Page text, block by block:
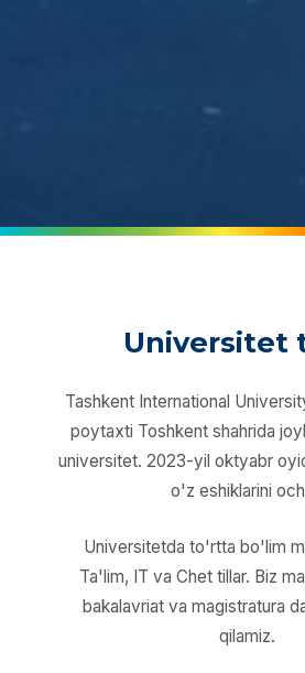
Universitet
Tashkent International
poytaxti Toshkent shahrida
universitet. 2023-yil oktyabr
o'z eshiklarini
Universitetda to'rtta bo'lim
Ta'lim, IT va Chet tillar. Biz
bakalavriat va magistratura
qilamiz.